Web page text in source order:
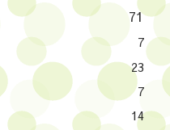
71
7
23
7
14